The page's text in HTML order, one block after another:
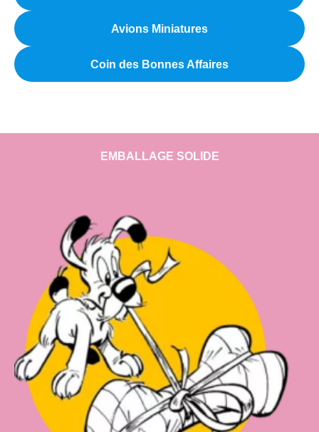
Avions Miniatures
Coin des Bonnes Affaires
EMBALLAGE SOLIDE